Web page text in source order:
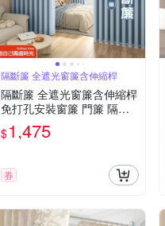
隔斷簾 全遮光窗簾含伸縮桿
隔斷簾 全遮光窗簾含伸縮桿
免打孔安裝窗簾 門簾 隔間
簾 隔熱窗簾（適用牆寬70-1
10cm）
$1,475
券